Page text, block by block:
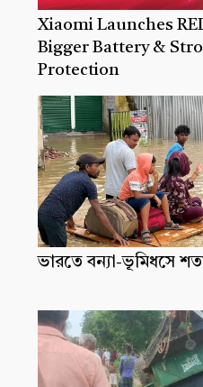
Xiaomi Launches
Bigger Battery &
Protection
ভারতে বন্যা-ভূমিধসে